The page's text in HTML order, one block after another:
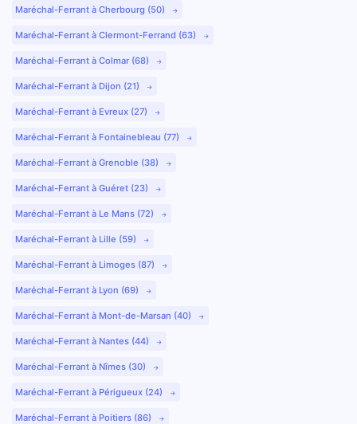
Maréchal-Ferrant à Cherbourg (50)
Maréchal-Ferrant à Clermont-Ferrand (63)
Maréchal-Ferrant à Colmar (68)
Maréchal-Ferrant à Dijon (21)
Maréchal-Ferrant à Evreux (27)
Maréchal-Ferrant à Fontainebleau (77)
Maréchal-Ferrant à Grenoble (38)
Maréchal-Ferrant à Guéret (23)
Maréchal-Ferrant à Le Mans (72)
Maréchal-Ferrant à Lille (59)
Maréchal-Ferrant à Limoges (87)
Maréchal-Ferrant à Lyon (69)
Maréchal-Ferrant à Mont-de-Marsan (40)
Maréchal-Ferrant à Nantes (44)
Maréchal-Ferrant à Nîmes (30)
Maréchal-Ferrant à Périgueux (24)
Maréchal-Ferrant à Poitiers (86)